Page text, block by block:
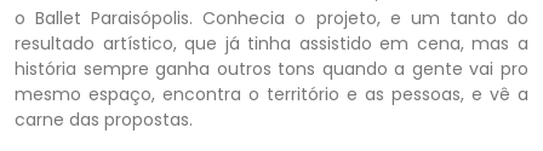
o Ballet Paraisópolis. Conhecia o projeto, e um tanto do
resultado artístico, que já tinha assistido em cena, mas a
história sempre ganha outros tons quando a gente vai pro
mesmo espaço, encontra o território e as pessoas, e vê a
carne das propostas.